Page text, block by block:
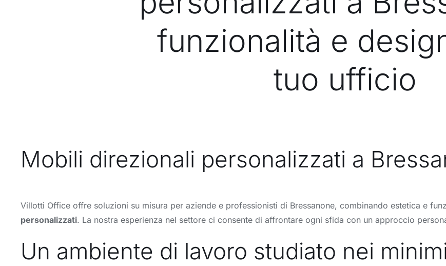
funzionalità e
tuo ufficio
Mobili direzionali personalizzati a
Villotti Office offre soluzioni su misura per aziende e professionisti di Bressanone, combinando estetica e
personalizzati. La nostra esperienza nel settore ci consente di affrontare ogni sfida con un approccio
Un ambiente di lavoro studiato nei